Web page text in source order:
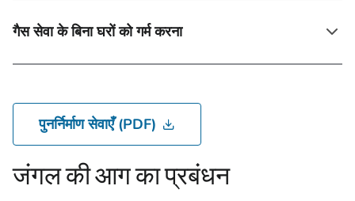
गैस सेवा के बिना घरों को गर्म करना
पुनर्निर्माण सेवाएँ (PDF)
जंगल की आग का प्रबंधन